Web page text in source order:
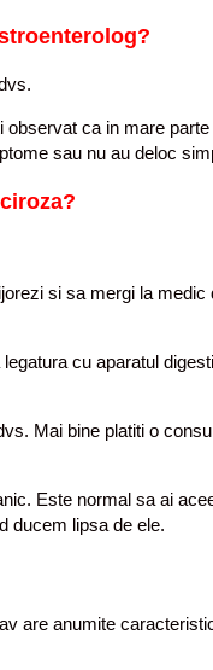
ca in mare
sau nu au deloc
si sa mergi la medic
cu aparatul
Mai bine platiti o
Este normal sa ai
ducem lipsa de ele.
are anumite